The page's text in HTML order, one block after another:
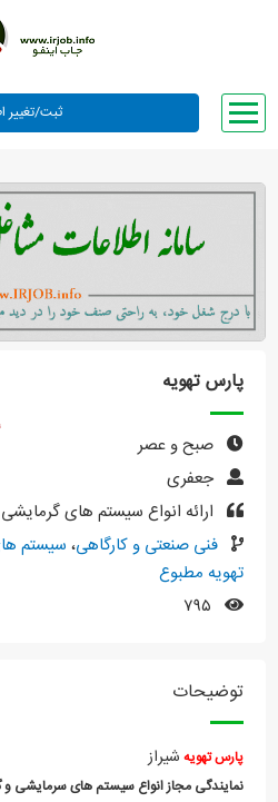
وبلاگ
معرفی ما
تعرفه ها
راهنما
ورود یا عضویت
پارس تهویه
صبح و عصر
جعفری
ارائه انواع سیستم های
فنی صنعتی و کارگاهی، سیستم
تهویه مطبوع
توضیحات
پارس تهویه شیراز
نمایندگی مجاز انواع سیستم های سرمایشی